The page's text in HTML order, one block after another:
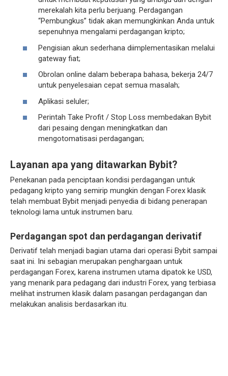
merekalah kita perlu berjuang. Perdagangan
“Pembungkus” tidak akan memungkinkan Anda untuk
sepenuhnya mengalami perdagangan kripto;
Pengisian akun sederhana diimplementasikan melalui
gateway fiat;
Obrolan online dalam beberapa bahasa, bekerja 24/7
untuk penyelesaian cepat semua masalah;
Aplikasi seluler;
Perintah Take Profit / Stop Loss membedakan Bybit
dari pesaing dengan meningkatkan dan
mengotomatisasi perdagangan;
Layanan apa yang ditawarkan Bybit?
Penekanan pada penciptaan kondisi perdagangan untuk
pedagang kripto yang semirip mungkin dengan Forex klasik
telah membuat Bybit menjadi penyedia di bidang penerapan
teknologi lama untuk instrumen baru.
Perdagangan spot dan perdagangan derivatif
Derivatif telah menjadi bagian utama dari operasi Bybit sampai
saat ini. Ini sebagian merupakan penghargaan untuk
perdagangan Forex, karena instrumen utama dipatok ke USD,
yang menarik para pedagang dari industri Forex, yang terbiasa
melihat instrumen klasik dalam pasangan perdagangan dan
melakukan analisis berdasarkan itu.